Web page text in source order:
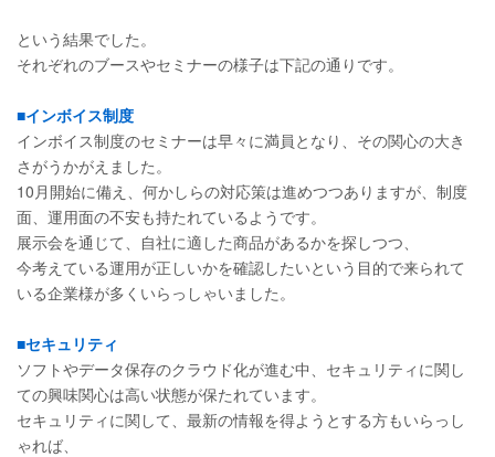
という結果でした。
それぞれのブースやセミナーの様子は下記の通りです。
■インボイス制度
インボイス制度のセミナーは早々に満員となり、その関心の大き
さがうかがえました。
10月開始に備え、何かしらの対応策は進めつつありますが、制度
面、運用面の不安も持たれているようです。
展示会を通じて、自社に適した商品があるかを探しつつ、
今考えている運用が正しいかを確認したいという目的で来られて
いる企業様が多くいらっしゃいました。
■セキュリティ
ソフトやデータ保存のクラウド化が進む中、セキュリティに関し
ての興味関心は高い状態が保たれています。
セキュリティに関して、最新の情報を得ようとする方もいらっし
ゃれば、